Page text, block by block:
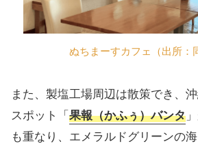
ぬちまーすカフェ（出所：
また、製塩工場周辺は散策でき、
スポット「 果報（かふぅ）バンタ
も重なり、エメラルドグリーンの